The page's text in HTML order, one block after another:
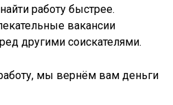
работу быстрее.
вакансии
другими соискателями.
мы вернём вам деньги